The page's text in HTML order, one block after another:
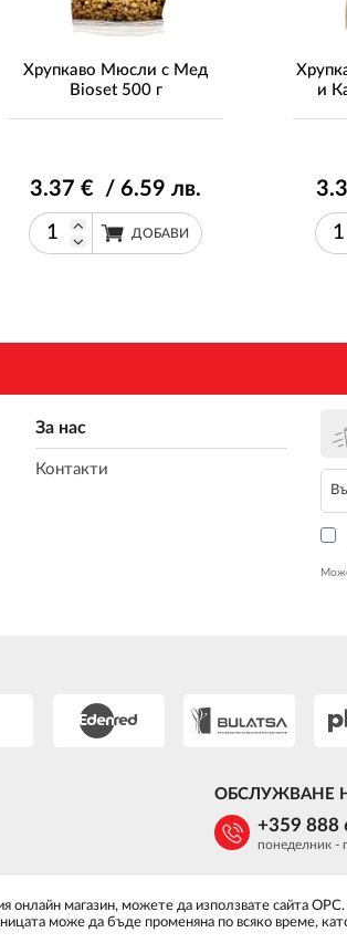
Хрупкаво Мюсли с Мед
Bioset 500 г
3.37 € / 6.59 лв.
ДОБАВИ
и
3
За нас
Контакти
ОБСЛУЖВАНЕ
+359 888
понеделник -
онлайн магазин, можете да използвате сайта
може да бъде променяна по всяко време,